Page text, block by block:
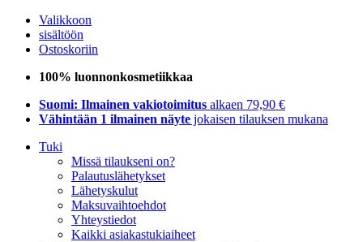
Valikkoon
sisältöön
Ostoskoriin
100% luonnonkosmetiikkaa
Suomi: Ilmainen vakiotoimitus alkaen 79,90 €
Vähintään 1 ilmainen näyte jokaisen tilauksen mukana
Tuki
Missä tilaukseni on?
Palautuslähetykset
Lähetyskulut
Maksuvaihtoehdot
Yhteystiedot
Kaikki asiakastukiaiheet